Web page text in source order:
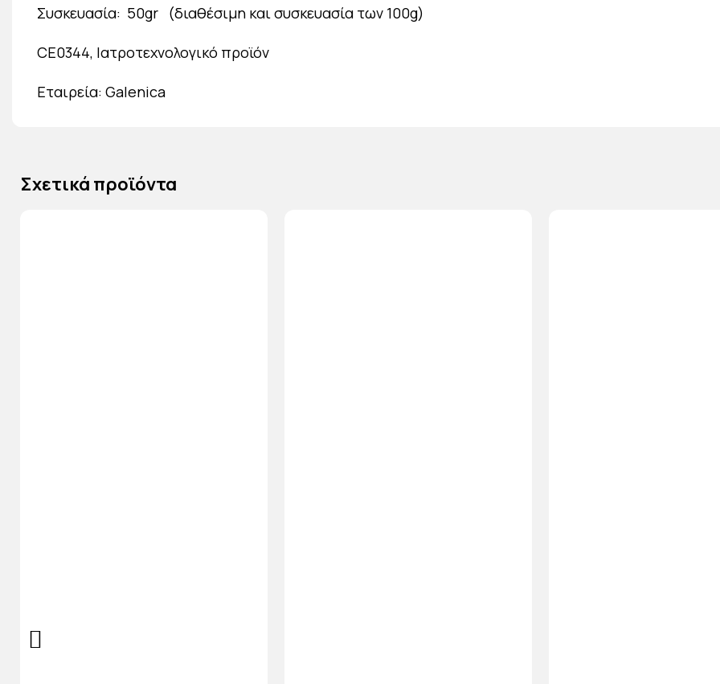
Συσκευασία: 50gr (διαθέσιμη και συσκευασία των 100g)
CE0344, Ιατροτεχνολογικό προϊόν
Εταιρεία: Galenica
Σχετικά προϊόντα